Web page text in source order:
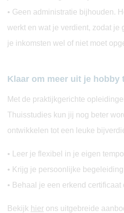
• Geen administratie bijhouden.
werkt en wat je verdient, zodat je
je inkomsten wel of niet moet
Klaar om meer uit je hobby
Met de praktijkgerichte
Thuisstudies kun jij nog beter
ontwikkelen tot een leuke
• Leer je flexibel in je eigen tempo
• Krijg je persoonlijke
• Behaal je een erkend certificaat
Bekijk hier ons uitgebreide